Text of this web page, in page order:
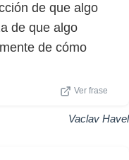
de que algo
de que algo
de cómo
Ver frase
Vaclav Havel